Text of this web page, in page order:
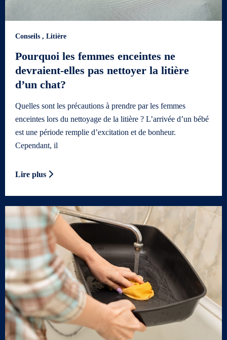
Conseils , Litière
Pourquoi les femmes enceintes ne
devraient-elles pas nettoyer la litière
d’un chat?
Quelles sont les précautions à prendre par les femmes
enceintes lors du nettoyage de la litière ? L’arrivée d’un bébé
est une période remplie d’excitation et de bonheur.
Cependant, il
Lire plus